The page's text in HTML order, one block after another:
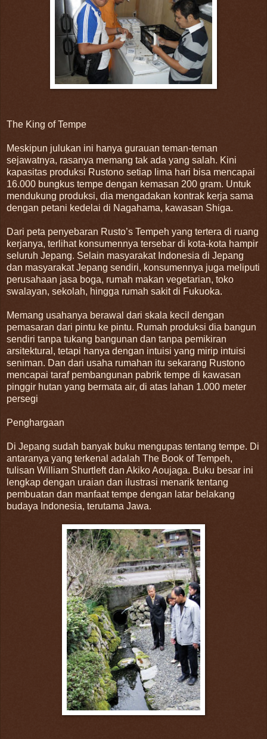
The King of Tempe
Meskipun julukan ini hanya gurauan teman-teman
sejawatnya, rasanya memang tak ada yang salah. Kini
kapasitas produksi Rustono setiap lima hari bisa mencapai
16.000 bungkus tempe dengan kemasan 200 gram. Untuk
mendukung produksi, dia mengadakan kontrak kerja sama
dengan petani kedelai di Nagahama, kawasan Shiga.
Dari peta penyebaran Rusto’s Tempeh yang tertera di ruang
kerjanya, terlihat konsumennya tersebar di kota-kota hampir
seluruh Jepang. Selain masyarakat Indonesia di Jepang
dan masyarakat Jepang sendiri, konsumennya juga meliputi
perusahaan jasa boga, rumah makan vegetarian, toko
swalayan, sekolah, hingga rumah sakit di Fukuoka.
Memang usahanya berawal dari skala kecil dengan
pemasaran dari pintu ke pintu. Rumah produksi dia bangun
sendiri tanpa tukang bangunan dan tanpa pemikiran
arsitektural, tetapi hanya dengan intuisi yang mirip intuisi
seniman. Dan dari usaha rumahan itu sekarang Rustono
mencapai taraf pembangunan pabrik tempe di kawasan
pinggir hutan yang bermata air, di atas lahan 1.000 meter
persegi
Penghargaan
Di Jepang sudah banyak buku mengupas tentang tempe. Di
antaranya yang terkenal adalah The Book of Tempeh,
tulisan William Shurtleft dan Akiko Aoujaga. Buku besar ini
lengkap dengan uraian dan ilustrasi menarik tentang
pembuatan dan manfaat tempe dengan latar belakang
budaya Indonesia, terutama Jawa.